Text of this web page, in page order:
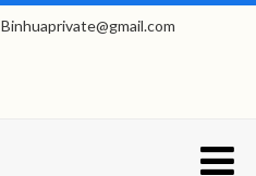
Binhuaprivate@gmail.com